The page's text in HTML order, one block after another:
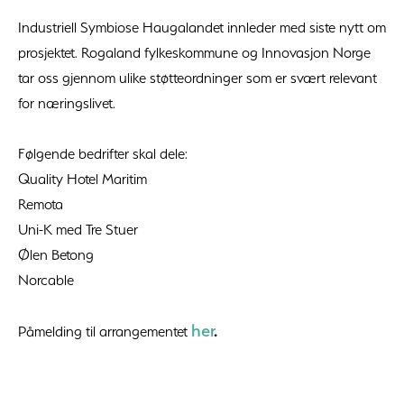
Industriell Symbiose Haugalandet innleder med siste nytt om
prosjektet. Rogaland fylkeskommune og Innovasjon Norge
tar oss gjennom ulike støtteordninger som er svært relevant
for næringslivet.
Følgende bedrifter skal dele:
Quality Hotel Maritim
Remota
Uni-K med Tre Stuer
Ølen Betong
Norcable
Påmelding til arrangementet her.